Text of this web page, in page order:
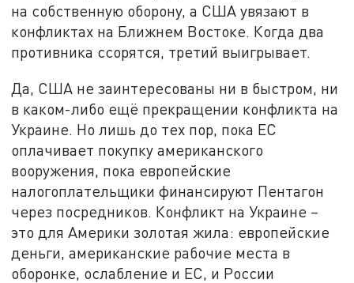
на собственную оборону, а США увязают в
конфликтах на Ближнем Востоке. Когда два
противника ссорятся, третий выигрывает.
Да, США не заинтересованы ни в быстром, ни
в каком-либо ещё прекращении конфликта на
Украине. Но лишь до тех пор, пока ЕС
оплачивает покупку американского
вооружения, пока европейские
налогоплательщики финансируют Пентагон
через посредников. Конфликт на Украине –
это для Америки золотая жила: европейские
деньги, американские рабочие места в
оборонке, ослабление и ЕС, и России